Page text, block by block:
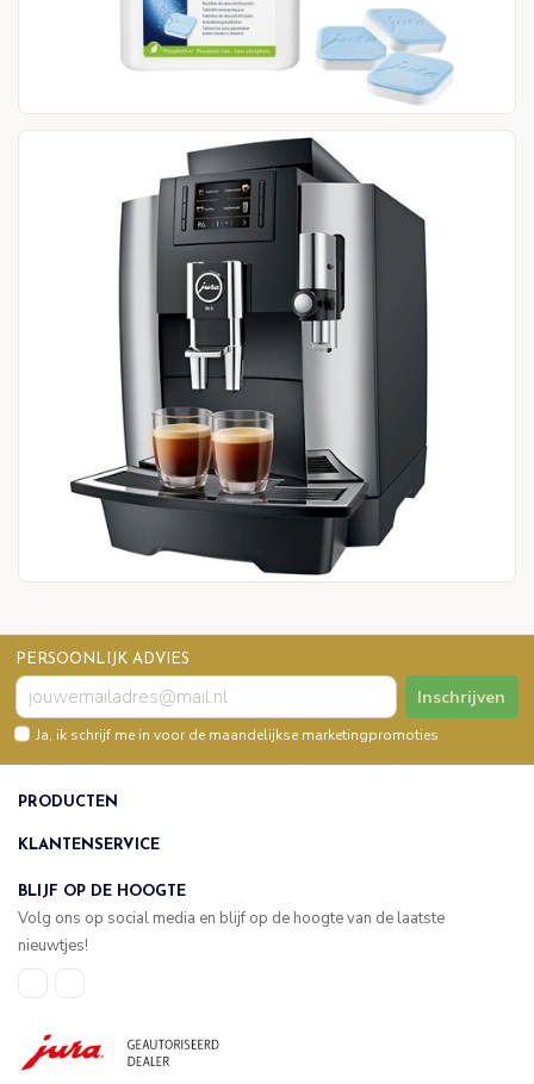
PERSOONLIJK ADVIES
Inschrijven
Ja, ik schrijf me in voor de maandelijkse marketingpromoties
PRODUCTEN
KLANTENSERVICE
BLIJF OP DE HOOGTE
Volg ons op social media en blijf op de hoogte van de laatste
nieuwtjes!